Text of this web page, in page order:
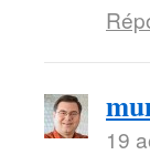
19